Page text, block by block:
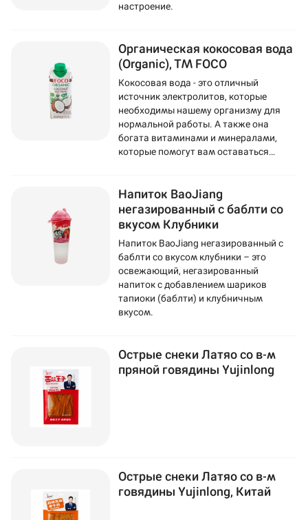
настроение.
Органическая кокосовая вода
(Organic), ТМ FOCO
Кокосовая вода - это отличный
источник электролитов, которые
необходимы нашему организму для
нормальной работы. А также она
богата витаминами и минералами,
которые помогут вам оставаться
Напиток BaoJiang
негазированный с баблти со
вкусом Клубники
Напиток BaoJiang негазированный с
баблти со вкусом клубники – это
освежающий, негазированный
напиток с добавлением шариков
тапиоки (баблти) и клубничным
вкусом.
Острые снеки Латяо со в-м
пряной говядины Yujinlong
Острые снеки Латяо со в-м
говядины Yujinlong, Китай